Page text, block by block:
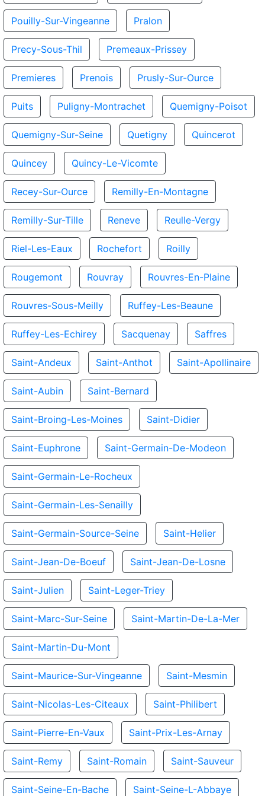
Pouilly-Sur-Vingeanne Pralon
Precy-Sous-Thil Premeaux-Prissey
Premieres Prenois Prusly-Sur-Ource
Puits Puligny-Montrachet Quemigny-Poisot
Quemigny-Sur-Seine Quetigny Quincerot
Quincey Quincy-Le-Vicomte
Recey-Sur-Ource Remilly-En-Montagne
Remilly-Sur-Tille Reneve Reulle-Vergy
Riel-Les-Eaux Rochefort Roilly
Rougemont Rouvray Rouvres-En-Plaine
Rouvres-Sous-Meilly Ruffey-Les-Beaune
Ruffey-Les-Echirey Sacquenay Saffres
Saint-Andeux Saint-Anthot Saint-Apollinaire
Saint-Aubin Saint-Bernard
Saint-Broing-Les-Moines Saint-Didier
Saint-Euphrone Saint-Germain-De-Modeon
Saint-Germain-Le-Rocheux
Saint-Germain-Les-Senailly
Saint-Germain-Source-Seine Saint-Helier
Saint-Jean-De-Boeuf Saint-Jean-De-Losne
Saint-Julien Saint-Leger-Triey
Saint-Marc-Sur-Seine Saint-Martin-De-La-Mer
Saint-Martin-Du-Mont
Saint-Maurice-Sur-Vingeanne Saint-Mesmin
Saint-Nicolas-Les-Citeaux Saint-Philibert
Saint-Pierre-En-Vaux Saint-Prix-Les-Arnay
Saint-Remy Saint-Romain Saint-Sauveur
Saint-Seine-En-Bache Saint-Seine-L-Abbaye